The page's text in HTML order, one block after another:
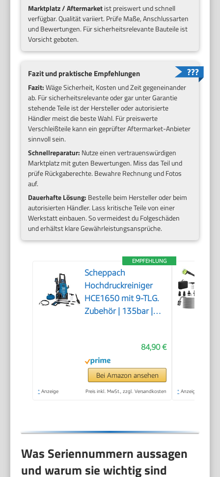
Marktplatz / Aftermarketist preiswert und schnell
verfügbar. Qualität variiert. Prüfe Maße, Anschlussarten
und Bewertungen. Für sicherheitsrelevante Bauteile ist
Vorsicht geboten.
Fazit und praktische Empfehlungen
Fazit:Wäge Sicherheit, Kosten und Zeit gegeneinander
ab. Für sicherheitsrelevante oder gar unter Garantie
stehende Teile ist der Hersteller oder autorisierte
Händler meist die beste Wahl. Für preiswerte
Verschleißteile kann ein geprüfter Aftermarket-Anbieter
sinnvoll sein.
Schnellreparatur: Nutze einen vertrauenswürdigen
Marktplatz mit guten Bewertungen. Miss das Teil und
prüfe Rückgaberechte. Bewahre Rechnung und Fotos
auf.
Dauerhafte Lösung: Bestelle beim Hersteller oder beim
autorisierten Händler. Lass kritische Teile von einer
Werkstatt einbauen. So vermeidest du Folgeschäden
und erhältst klare Gewährleistungsansprüche.
EMPFEHLUNG
Scheppach
Hochdruckreiniger
HCE1650 mit 9-TLG.
Zubehör | 135bar |
max. Fördermenge:
408 L/h | Quick
Connect System |
Ansaugfunktion &
84,90 €
Bei Amazon ansehen
* Anzeige Preis inkl. MwSt., zzgl. Versandkosten * Anzeige
Was Seriennummern aussagen
und warum sie wichtig sind